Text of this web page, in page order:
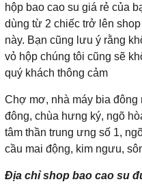
hộp bao cao su giá rẻ của
dùng từ 2 chiếc trở lên
này. Bạn cũng lưu ý rằng
vỏ hộp chúng tôi cũng sẽ
quý khách thông cảm
Chợ mơ, nhà máy bia
đông, chùa hưng ký, ngõ
tâm thần trung ưng số 1,
cầu mai động, kim ngưu,
Địa chỉ shop bao cao su